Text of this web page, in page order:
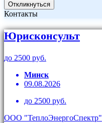
Откликнуться
Контакты
Юрисконсульт
до 2500 руб.
Минск
09.08.2026
до 2500 руб.
ООО "ТеплоЭнергоСпектр"